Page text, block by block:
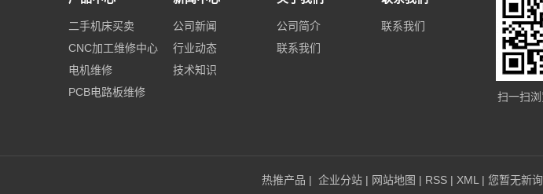
二手机床买卖
CNC加工维修中心
电机维修
PCB电路板维修
公司新闻
行业动态
技术知识
公司简介
联系我们
联系我们
扫一扫
热推产品 | 企业分站 | 网站地图 | RSS | XML | 您暂无新